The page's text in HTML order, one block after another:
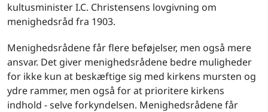
kultusminister I.C. Christensens lovgivning om
menighedsråd fra 1903.
Menighedsrådene får flere beføjelser, men også mere
ansvar. Det giver menighedsrådene bedre muligheder
for ikke kun at beskæftige sig med kirkens mursten og
ydre rammer, men også for at prioritere kirkens
indhold - selve forkyndelsen. Menighedsrådene får